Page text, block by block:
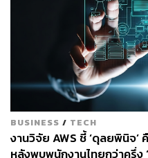
BUSINESS / TECH
งานวิจัย AWS ชี้ ‘ดุลยพินิจ
หลังพบพนักงานไทยกว่าครึ่ง